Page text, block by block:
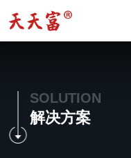
SOLUTION
解决方案